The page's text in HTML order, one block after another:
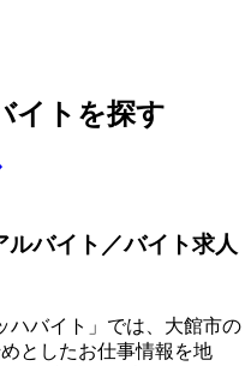
イトを探す
バイト／バイト求人
ハバイト」では、大館市の
としたお仕事情報を地